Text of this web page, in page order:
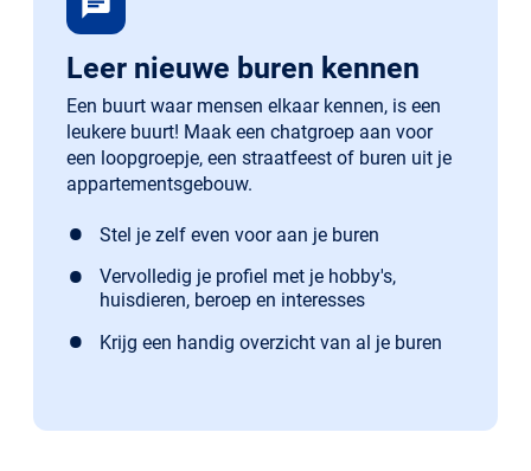
Leer nieuwe buren kennen
Een buurt waar mensen elkaar kennen, is een
leukere buurt! Maak een chatgroep aan voor
een loopgroepje, een straatfeest of buren uit je
appartementsgebouw.
Stel je zelf even voor aan je buren
Vervolledig je profiel met je hobby's,
huisdieren, beroep en interesses
Krijg een handig overzicht van al je buren